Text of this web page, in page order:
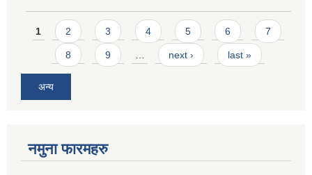
Pages
1 2 3 4 5 6 7
8 9 next › last »
अन्य
नमुना फारमहरु